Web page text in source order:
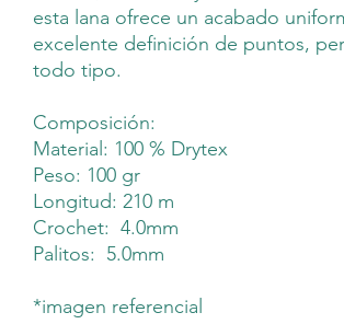
esta lana ofrece un acabado
excelente definición de puntos,
todo tipo.
Composición:
Material: 100 % Drytex
Peso: 100 gr
Longitud: 210 m
Crochet: 4.0mm
Palitos: 5.0mm
*imagen referencial